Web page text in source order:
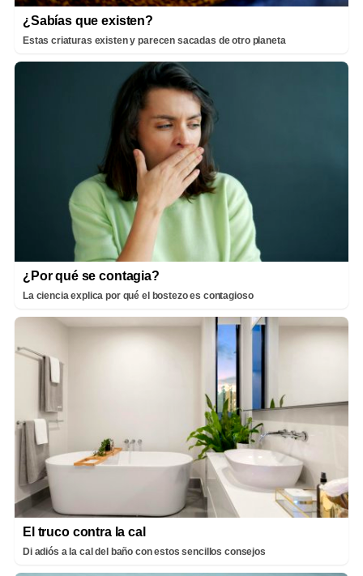
¿Sabías que existen?
Estas criaturas existen y parecen sacadas de otro planeta
¿Por qué se contagia?
La ciencia explica por qué el bostezo es contagioso
El truco contra la cal
Di adiós a la cal del baño con estos sencillos consejos